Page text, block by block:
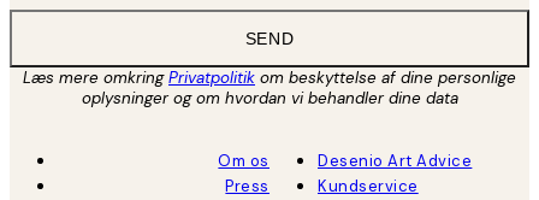
SEND
Læs mere omkringPrivatpolitik om beskyttelse af dine personlige
oplysninger og om hvordan vi behandler dine data
Om os
Press
Desenio Art Advice
Kundservice